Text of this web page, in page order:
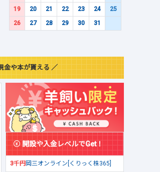
19
20 21 22 23 24
25
26
27 28 29 30 31
金や本が貰える ／
開設や入金レベルでGet！
3千円岡三オンライン[くりっく株365]